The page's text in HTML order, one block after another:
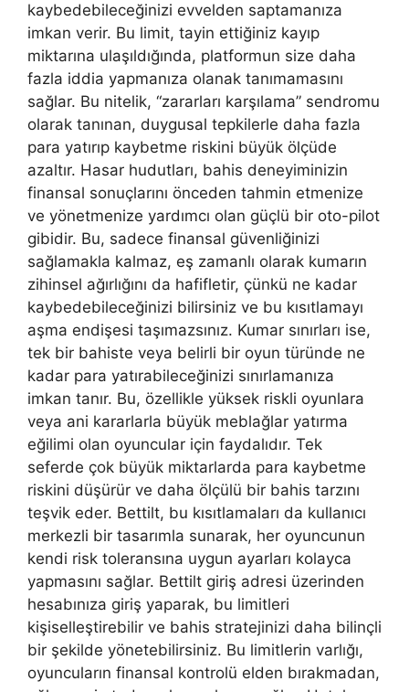
kaybedebileceğinizi evvelden saptamanıza
imkan verir. Bu limit, tayin ettiğiniz kayıp
miktarına ulaşıldığında, platformun size daha
fazla iddia yapmanıza olanak tanımamasını
sağlar. Bu nitelik, “zararları karşılama” sendromu
olarak tanınan, duygusal tepkilerle daha fazla
para yatırıp kaybetme riskini büyük ölçüde
azaltır. Hasar hudutları, bahis deneyiminizin
finansal sonuçlarını önceden tahmin etmenize
ve yönetmenize yardımcı olan güçlü bir oto-pilot
gibidir. Bu, sadece finansal güvenliğinizi
sağlamakla kalmaz, eş zamanlı olarak kumarın
zihinsel ağırlığını da hafifletir, çünkü ne kadar
kaybedebileceğinizi bilirsiniz ve bu kısıtlamayı
aşma endişesi taşımazsınız. Kumar sınırları ise,
tek bir bahiste veya belirli bir oyun türünde ne
kadar para yatırabileceğinizi sınırlamanıza
imkan tanır. Bu, özellikle yüksek riskli oyunlara
veya ani kararlarla büyük meblağlar yatırma
eğilimi olan oyuncular için faydalıdır. Tek
seferde çok büyük miktarlarda para kaybetme
riskini düşürür ve daha ölçülü bir bahis tarzını
teşvik eder. Bettilt, bu kısıtlamaları da kullanıcı
merkezli bir tasarımla sunarak, her oyuncunun
kendi risk toleransına uygun ayarları kolayca
yapmasını sağlar. Bettilt giriş adresi üzerinden
hesabınıza giriş yaparak, bu limitleri
kişiselleştirebilir ve bahis stratejinizi daha bilinçli
bir şekilde yönetebilirsiniz. Bu limitlerin varlığı,
oyuncuların finansal kontrolü elden bırakmadan,